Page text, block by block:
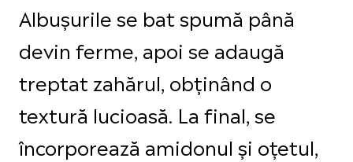
Albușurile se bat spumă până
devin ferme, apoi se adaugă
treptat zahărul, obținând o
textură lucioasă. La final, se
încorporează amidonul și oțetul,